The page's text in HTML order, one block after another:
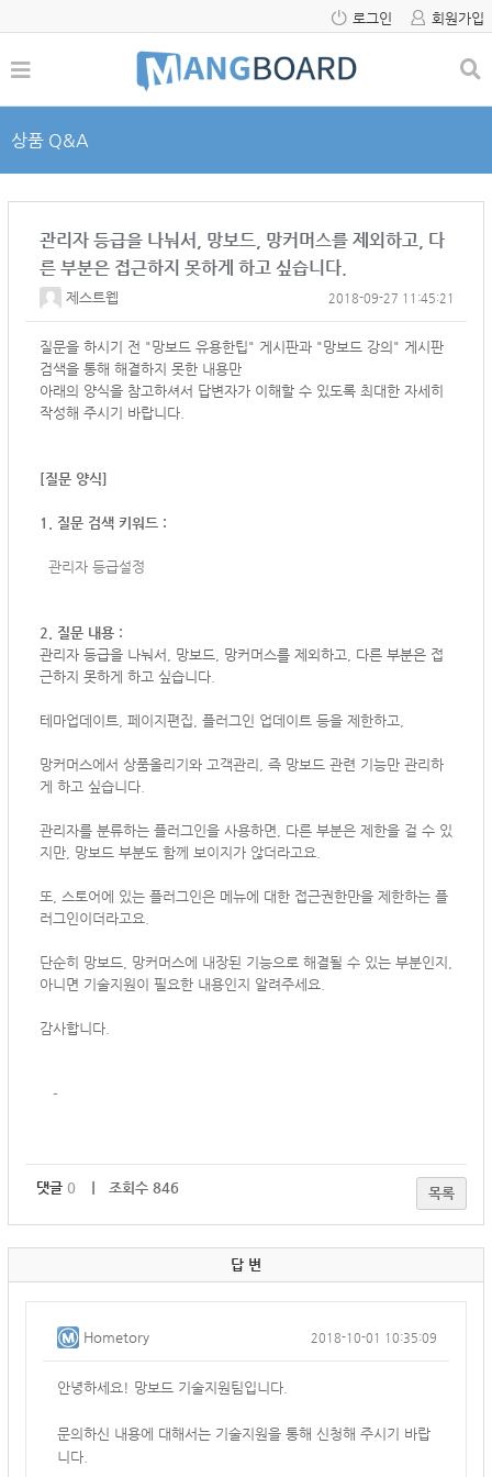
로그인 회원가입
상품 Q&A
관리자 등급을 나눠서, 망보드, 망커머스를 제외하고, 다
른 부분은 접근하지 못하게 하고 싶습니다.
제스트웹 2018-09-27 11:45:21
질문을 하시기 전 "망보드 유용한팁" 게시판과 "망보드 강의" 게시판
검색을 통해 해결하지 못한 내용만
아래의 양식을 참고하셔서 답변자가 이해할 수 있도록 최대한 자세히
작성해 주시기 바랍니다.
[질문 양식]
1. 질문 검색 키워드 :
관리자 등급설정
2. 질문 내용 :
관리자 등급을 나눠서, 망보드, 망커머스를 제외하고, 다른 부분은 접
근하지 못하게 하고 싶습니다.
테마업데이트, 페이지편집, 플러그인 업데이트 등을 제한하고,
망커머스에서 상품올리기와 고객관리, 즉 망보드 관련 기능만 관리하
게 하고 싶습니다.
관리자를 분류하는 플러그인을 사용하면, 다른 부분은 제한을 걸 수 있
지만, 망보드 부분도 함께 보이지가 않더라고요.
또, 스토어에 있는 플러그인은 메뉴에 대한 접근권한만을 제한하는 플
러그인이더라고요.
단순히 망보드, 망커머스에 내장된 기능으로 해결될 수 있는 부분인지,
아니면 기술지원이 필요한 내용인지 알려주세요.
감사합니다.
-
댓글 0 ｜ 조회수 846 목록
답 변
Hometory 2018-10-01 10:35:09
안녕하세요! 망보드 기술지원팀입니다.
문의하신 내용에 대해서는 기술지원을 통해 신청해 주시기 바랍
니다.